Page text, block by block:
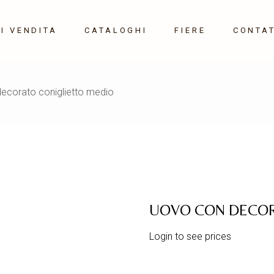
VENDITA CATALOGHI FIERE
coniglietto medio
UOVO CON
Login to see prices